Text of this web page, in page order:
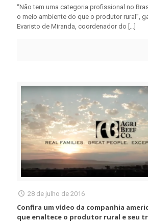
“Não tem uma categoria profissional no
o meio ambiente do que o produtor rural”,
Evaristo de Miranda, coordenador do […]
28 de julho de 2016
Confira um vídeo da companhia
que enaltece o produtor rural e seu